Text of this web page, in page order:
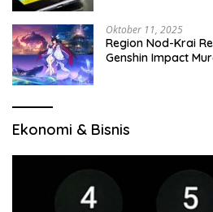
Oktober 11, 2025
Region Nod-Krai
Genshin Impact
Ekonomi & Bisnis